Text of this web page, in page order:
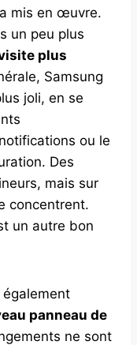
mis en œuvre.
un peu plus
plus
Samsung
joli, en se
ou le
Des
mais sur
concentrent.
un autre bon
panneau de
ne sont